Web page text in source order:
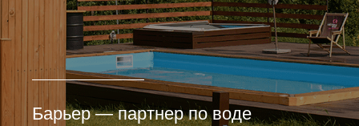
Барьер — партнер по воде